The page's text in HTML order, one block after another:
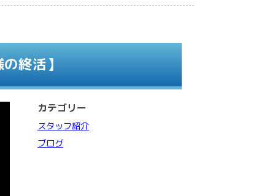
終活】
カテゴリー
スタッフ紹介
ブログ